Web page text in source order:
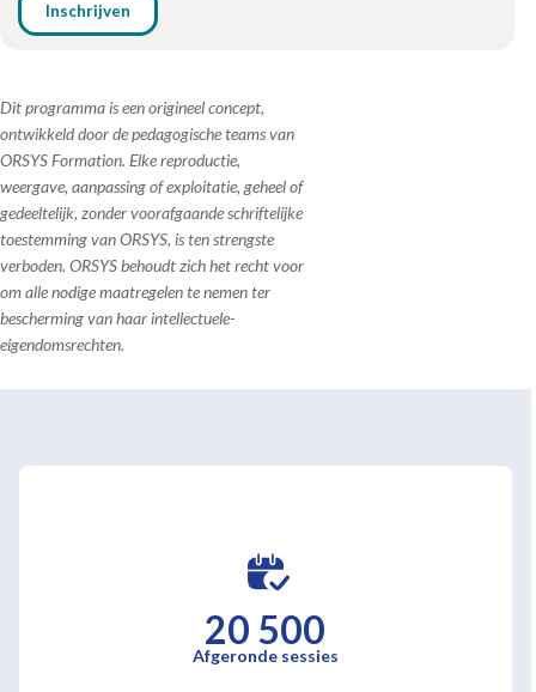
Inschrijven
Dit programma is een origineel concept,
ontwikkeld door de pedagogische teams van
ORSYS Formation. Elke reproductie,
weergave, aanpassing of exploitatie, geheel of
gedeeltelijk, zonder voorafgaande schriftelijke
toestemming van ORSYS, is ten strengste
verboden. ORSYS behoudt zich het recht voor
om alle nodige maatregelen te nemen ter
bescherming van haar intellectuele-
eigendomsrechten.
20 500
Afgeronde sessies